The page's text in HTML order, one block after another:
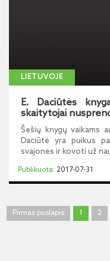
LIETUVOJE
E. Daciūtės
skaitytojai
Šešių knygų vaikams
Daciūtė yra puikus
svajonės ir kovoti už
2017-07-31
Pirmas puslapis 1 2